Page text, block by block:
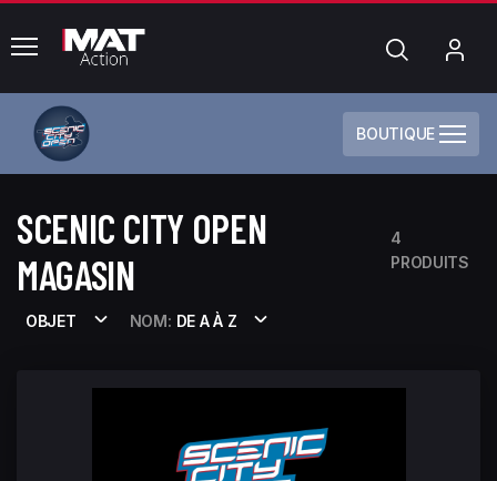
common.menu Chercher
BOUTIQUE
SCENIC CITY OPEN
MAGASIN
4
PRODUITS
OBJET NOM: DE A À Z